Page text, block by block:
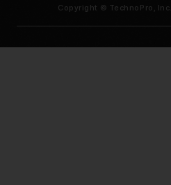
Copyright © TechnoPro,